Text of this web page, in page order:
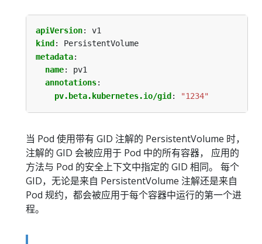
apiVersion:
v1
kind :
PersistentVolume
metadata:
name:
pv1
annotations:
pv.beta.kubernetes.io/gid : "1234"
当 Pod 使用带有 GID 注解的 PersistentVolume 时，
注解的 GID 会被应用于 Pod 中的所有容器， 应用的
方法与 Pod 的安全上下文中指定的 GID 相同。 每个
GID，无论是来自 PersistentVolume 注解还是来自
Pod 规约，都会被应用于每个容器中运行的第一个进
程。